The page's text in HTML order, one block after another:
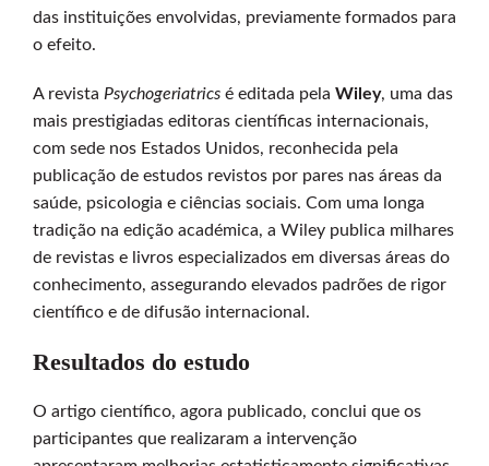
das instituições envolvidas, previamente formados para
o efeito.
A revista Psychogeriatrics é editada pela Wiley, uma das
mais prestigiadas editoras científicas internacionais,
com sede nos Estados Unidos, reconhecida pela
publicação de estudos revistos por pares nas áreas da
saúde, psicologia e ciências sociais. Com uma longa
tradição na edição académica, a Wiley publica milhares
de revistas e livros especializados em diversas áreas do
conhecimento, assegurando elevados padrões de rigor
científico e de difusão internacional.
Resultados do estudo
O artigo científico, agora publicado, conclui que os
participantes que realizaram a intervenção